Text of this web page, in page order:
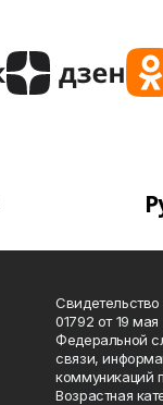
01792 от 19
Федеральной
связи,
коммуникаций
Возрастная